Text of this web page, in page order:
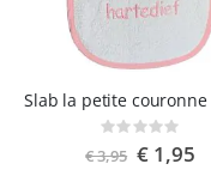
Rating:
0%
€ 3,95 Speciale
prijs
€ 1,95